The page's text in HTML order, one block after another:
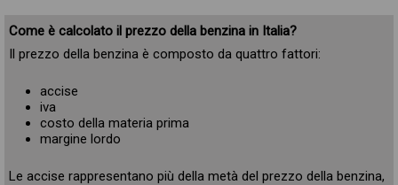
Come è calcolato il prezzo della benzina in Italia?
Il prezzo della benzina è composto da quattro fattori:
accise
iva
costo della materia prima
margine lordo
Le accise rappresentano più della metà del prezzo della benzina,